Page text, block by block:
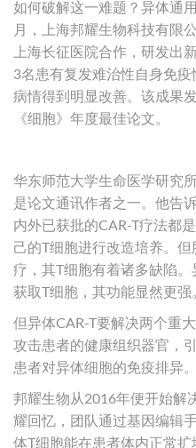
如何破解这一难题？异体通
月，上海邦耀生物科技有限
上海长征医院合作，研发出
3名患有复发难治性自身免疫
病情得到明显改善。该成果
《细胞》年度最佳论文。
华东师范大学生命医学研究
是论文通讯作者之一。他告
内外已获批的CAR-T疗法都
己的T细胞进行改造培养。
疗，其T细胞有着诸多缺陷
获取T细胞，其功能显然更强
但异体CAR-T要解决两个重
攻击患者的健康组织器官，
患者对异体细胞的免疫排异。
邦耀生物从2016年便开始解
耀回忆，团队通过基因编辑
体T细胞能在患者体内正常